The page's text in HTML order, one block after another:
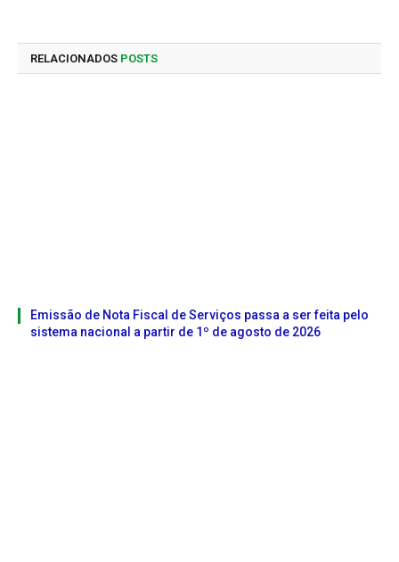
RELACIONADOS POSTS
Emissão de Nota Fiscal de Serviços passa a ser feita pelo
sistema nacional a partir de 1º de agosto de 2026